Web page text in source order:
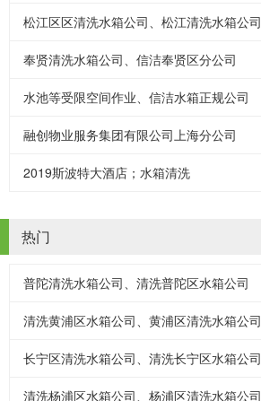
松江区区清洗水箱公司、松江清洗水箱公司
奉贤清洗水箱公司、信洁奉贤区分公司
水池等受限空间作业、信洁水箱正规公司
融创物业服务集团有限公司上海分公司
2019斯波特大酒店；水箱清洗
热门
普陀清洗水箱公司、清洗普陀区水箱公司
清洗黄浦区水箱公司、黄浦区清洗水箱公司
长宁区清洗水箱公司、清洗长宁区水箱公司
清洗杨浦区水箱公司、杨浦区清洗水箱公司